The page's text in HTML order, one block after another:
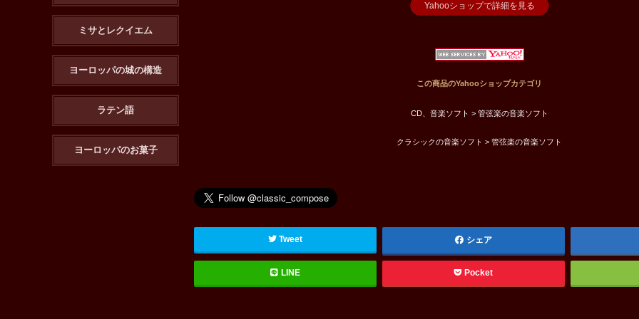
Yahooショップで詳細を見る
この商品のYahooショップカテゴリ
CD、音楽ソフト > 管弦楽の音楽ソフト
クラシックの音楽ソフト > 管弦楽の音楽ソフト
Tweet シェア
LINE Pocket
ミサとレクイエム
ヨーロッパの城の構造
ラテン語
ヨーロッパのお菓子